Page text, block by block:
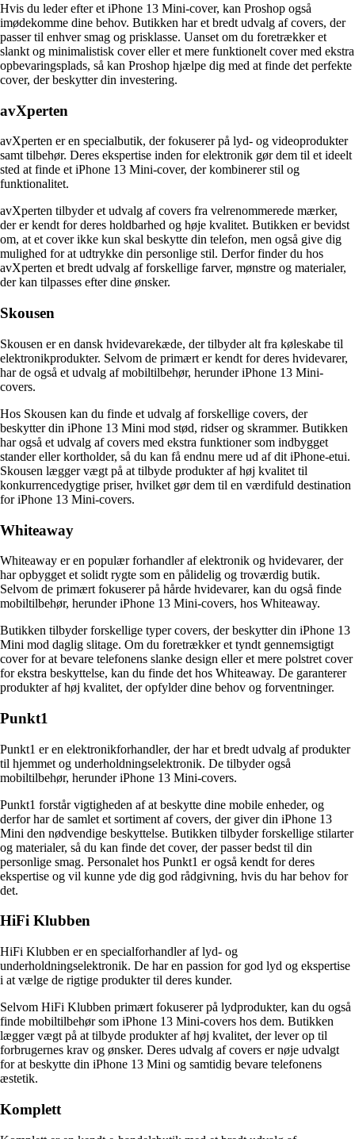
Hvis du leder efter et iPhone 13 Mini-cover, kan Proshop også
imødekomme dine behov. Butikken har et bredt udvalg af covers, der
passer til enhver smag og prisklasse. Uanset om du foretrækker et
slankt og minimalistisk cover eller et mere funktionelt cover med ekstra
opbevaringsplads, så kan Proshop hjælpe dig med at finde det perfekte
cover, der beskytter din investering.
avXperten
avXperten er en specialbutik, der fokuserer på lyd- og videoprodukter
samt tilbehør. Deres ekspertise inden for elektronik gør dem til et ideelt
sted at finde et iPhone 13 Mini-cover, der kombinerer stil og
funktionalitet.
avXperten tilbyder et udvalg af covers fra velrenommerede mærker,
der er kendt for deres holdbarhed og høje kvalitet. Butikken er bevidst
om, at et cover ikke kun skal beskytte din telefon, men også give dig
mulighed for at udtrykke din personlige stil. Derfor finder du hos
avXperten et bredt udvalg af forskellige farver, mønstre og materialer,
der kan tilpasses efter dine ønsker.
Skousen
Skousen er en dansk hvidevarekæde, der tilbyder alt fra køleskabe til
elektronikprodukter. Selvom de primært er kendt for deres hvidevarer,
har de også et udvalg af mobiltilbehør, herunder iPhone 13 Mini-
covers.
Hos Skousen kan du finde et udvalg af forskellige covers, der
beskytter din iPhone 13 Mini mod stød, ridser og skrammer. Butikken
har også et udvalg af covers med ekstra funktioner som indbygget
stander eller kortholder, så du kan få endnu mere ud af dit iPhone-etui.
Skousen lægger vægt på at tilbyde produkter af høj kvalitet til
konkurrencedygtige priser, hvilket gør dem til en værdifuld destination
for iPhone 13 Mini-covers.
Whiteaway
Whiteaway er en populær forhandler af elektronik og hvidevarer, der
har opbygget et solidt rygte som en pålidelig og troværdig butik.
Selvom de primært fokuserer på hårde hvidevarer, kan du også finde
mobiltilbehør, herunder iPhone 13 Mini-covers, hos Whiteaway.
Butikken tilbyder forskellige typer covers, der beskytter din iPhone 13
Mini mod daglig slitage. Om du foretrækker et tyndt gennemsigtigt
cover for at bevare telefonens slanke design eller et mere polstret cover
for ekstra beskyttelse, kan du finde det hos Whiteaway. De garanterer
produkter af høj kvalitet, der opfylder dine behov og forventninger.
Punkt1
Punkt1 er en elektronikforhandler, der har et bredt udvalg af produkter
til hjemmet og underholdningselektronik. De tilbyder også
mobiltilbehør, herunder iPhone 13 Mini-covers.
Punkt1 forstår vigtigheden af at beskytte dine mobile enheder, og
derfor har de samlet et sortiment af covers, der giver din iPhone 13
Mini den nødvendige beskyttelse. Butikken tilbyder forskellige stilarter
og materialer, så du kan finde det cover, der passer bedst til din
personlige smag. Personalet hos Punkt1 er også kendt for deres
ekspertise og vil kunne yde dig god rådgivning, hvis du har behov for
det.
HiFi Klubben
HiFi Klubben er en specialforhandler af lyd- og
underholdningselektronik. De har en passion for god lyd og ekspertise
i at vælge de rigtige produkter til deres kunder.
Selvom HiFi Klubben primært fokuserer på lydprodukter, kan du også
finde mobiltilbehør som iPhone 13 Mini-covers hos dem. Butikken
lægger vægt på at tilbyde produkter af høj kvalitet, der lever op til
forbrugernes krav og ønsker. Deres udvalg af covers er nøje udvalgt
for at beskytte din iPhone 13 Mini og samtidig bevare telefonens
æstetik.
Komplett